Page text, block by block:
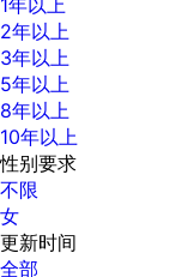
1年以上
2年以上
3年以上
5年以上
8年以上
10年以上
性别要求
不限
女
更新时间
全部